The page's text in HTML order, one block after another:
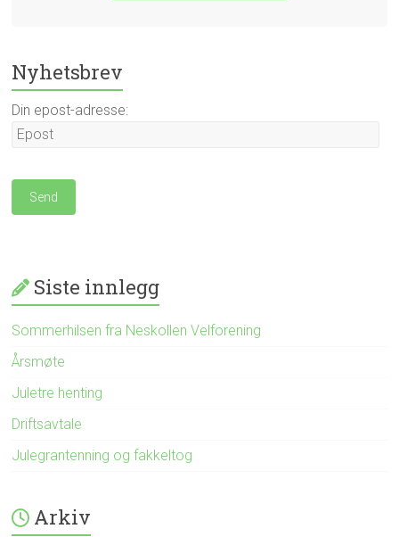
Nyhetsbrev
Din epost-adresse:
Siste innlegg
Sommerhilsen fra Neskollen Velforening
Årsmøte
Juletre henting
Driftsavtale
Julegrantenning og fakkeltog
Arkiv